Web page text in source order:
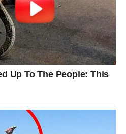
emocije koje ste dugo
veliki osmijeh
trenuci.